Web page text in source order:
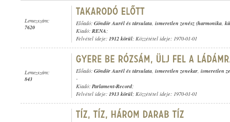
Lemezszám:
7620
Előadó: Göndör Aurél és társulata, ismeretlen zenész (harmonika,
Kiadó: RENA;
Felvétel ideje: 1912 körül; Közzététel ideje: 1970-01-01
Lemezszám:
843
Előadó: Göndör Aurél és társulata, ismeretlen zenekar, ismeretlen
-
Kiadó: Parlament-Record;
Felvétel ideje: 1913 körül; Közzététel ideje: 1970-01-01